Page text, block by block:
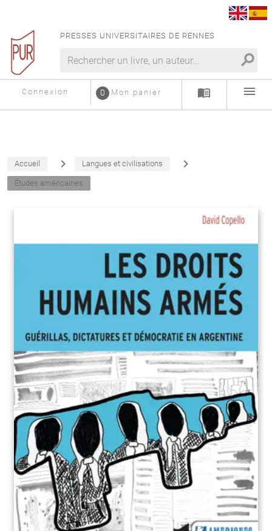
PRESSES UNIVERSITAIRES DE RENNES
search
Connexion Mon panier
0 menu_book menu
Accueil navigate_next Langues et civilisations navigate_next
Études américaines